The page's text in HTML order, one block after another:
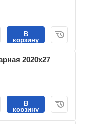
В
корзину
2020х27
В
корзину